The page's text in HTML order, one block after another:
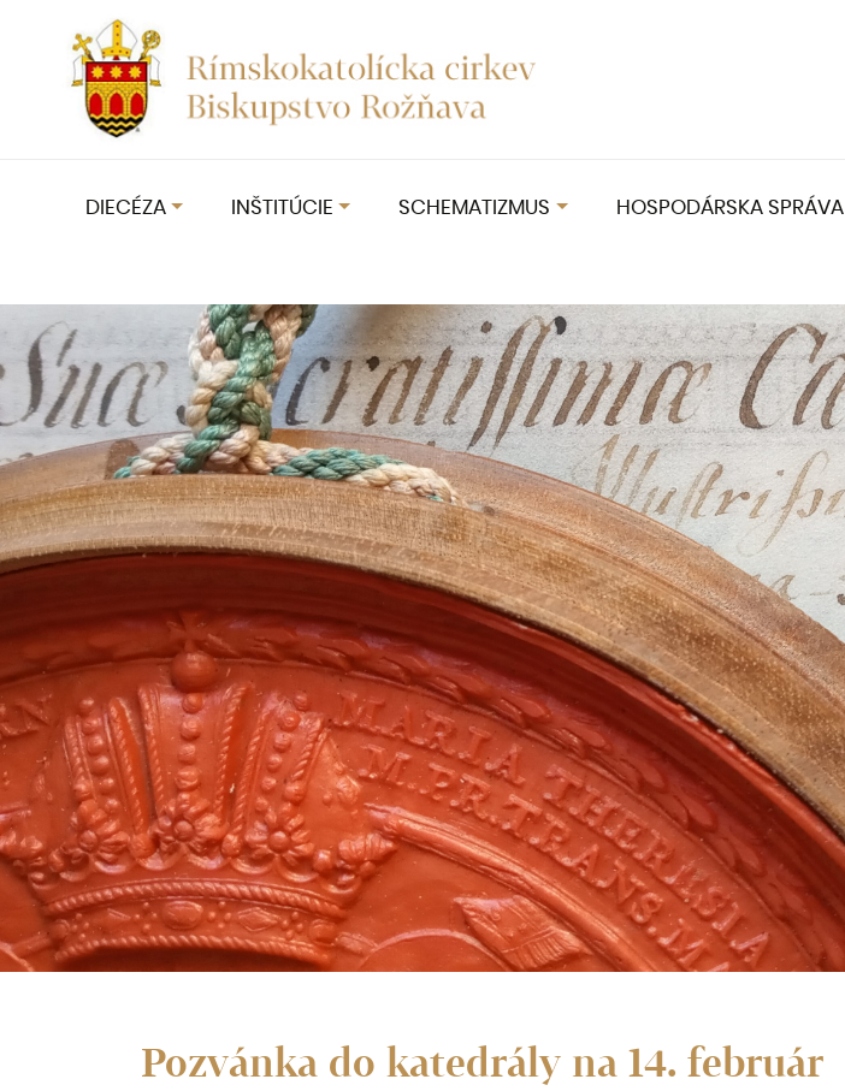
DIECÉZA INŠTITÚCIE SCHEMATIZMUS HOSPODÁRSKA SPRÁVA
Pozvánka do katedrály na 14. február